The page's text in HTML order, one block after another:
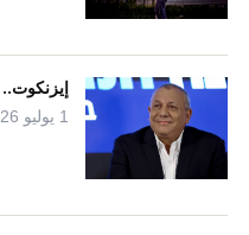
إيزنكوت..
1 يوليو 2026